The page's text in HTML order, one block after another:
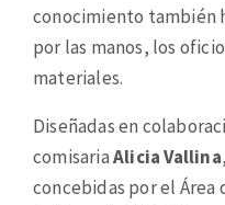
conocimiento también
por las manos, los
materiales.
Diseñadas en
comisariaAlicia Vallina
concebidas por el Área